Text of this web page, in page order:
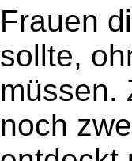
Frauen
sollte,
müssen.
noch